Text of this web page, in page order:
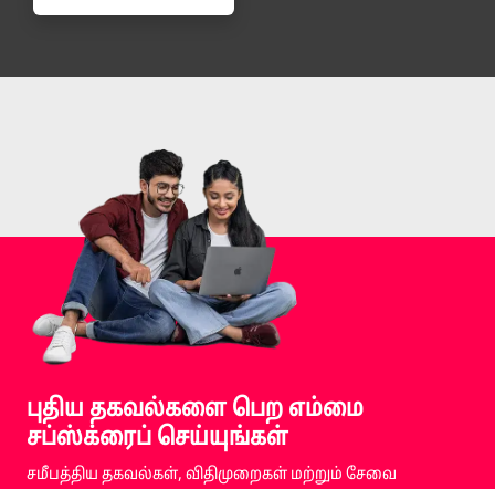
புதிய தகவல்களை பெற எம்மை
சப்ஸ்க்ரைப் செய்யுங்கள்
சமீபத்திய தகவல்கள், விதிமுறைகள் மற்றும் சேவை